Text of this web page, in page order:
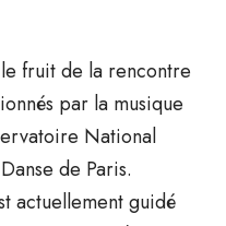
fruit de la rencontre
par la musique
National
de Paris.
actuellement guidé